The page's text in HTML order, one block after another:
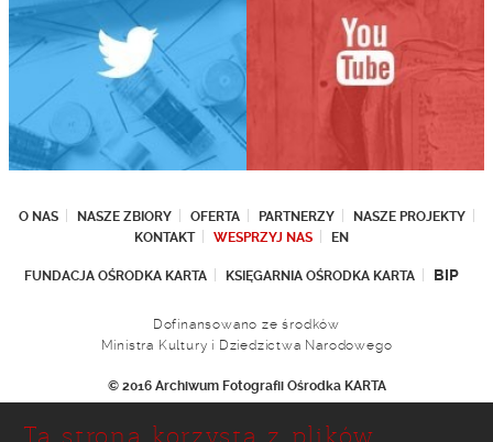
O NAS NASZE ZBIORY OFERTA PARTNERZY
NASZE PROJEKTY
KONTAKT
WESPRZYJ NAS EN
FUNDACJA OŚRODKA KARTA KSIĘGARNIA OŚRODKA KARTA BIP
Dofinansowano ze środków
Ministra Kultury i Dziedzictwa Narodowego
© 2016 Archiwum Fotografii Ośrodka KARTA
Ul. Narbutta 29